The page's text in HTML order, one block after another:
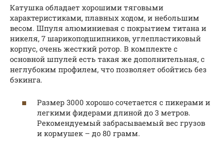
Катушка обладает хорошими тяговыми
характеристиками, плавных ходом, и небольшим
весом. Шпуля алюминиевая с покрытием титана и
никеля, 7 шарикоподшипников, углепластиковый
корпус, очень жесткий ротор. В комплекте с
основной шпулей есть такая же дополнительная, с
неглубоким профилем, что позволяет обойтись без
бэкинга.
Размер 3000 хорошо сочетается с пикерами и
легкими фидерами длиной до 3 метров.
Рекомендуемый забрасываемый вес грузов
и кормушек – до 80 грамм.